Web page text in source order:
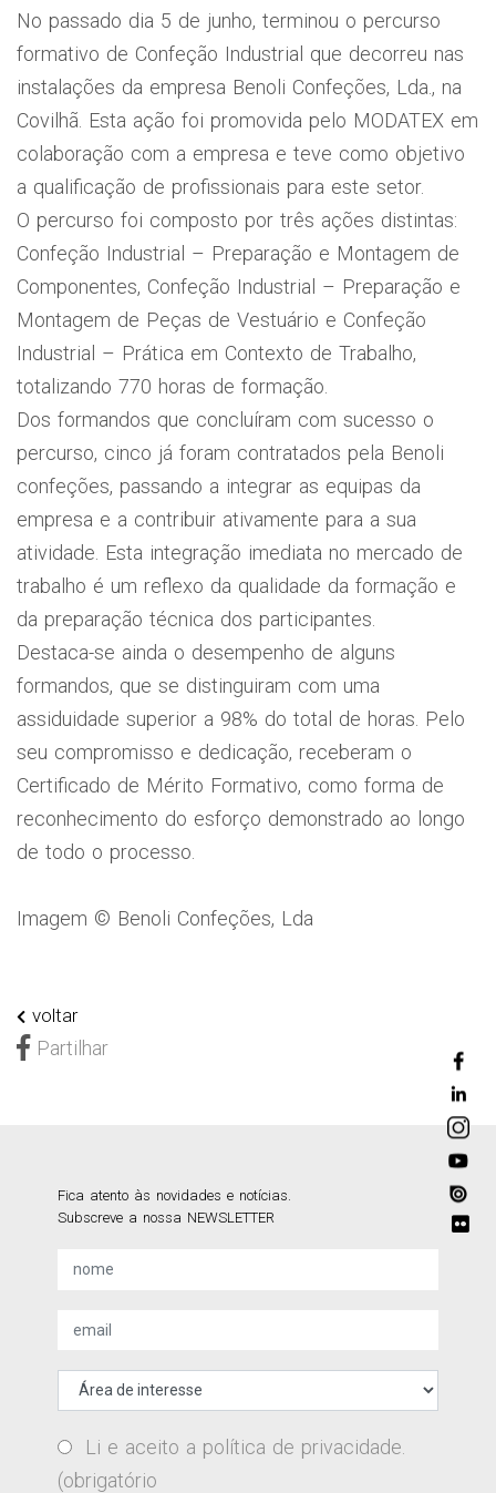
No passado dia 5 de junho, terminou o percurso
formativo de Confeção Industrial que decorreu nas
instalações da empresa Benoli Confeções, Lda., na
Covilhã. Esta ação foi promovida pelo MODATEX em
colaboração com a empresa e teve como objetivo
a qualificação de profissionais para este setor.
O percurso foi composto por três ações distintas:
Confeção Industrial – Preparação e Montagem de
Componentes, Confeção Industrial – Preparação e
Montagem de Peças de Vestuário e Confeção
Industrial – Prática em Contexto de Trabalho,
totalizando 770 horas de formação.
Dos formandos que concluíram com sucesso o
percurso, cinco já foram contratados pela Benoli
confeções, passando a integrar as equipas da
empresa e a contribuir ativamente para a sua
atividade. Esta integração imediata no mercado de
trabalho é um reflexo da qualidade da formação e
da preparação técnica dos participantes.
Destaca-se ainda o desempenho de alguns
formandos, que se distinguiram com uma
assiduidade superior a 98% do total de horas. Pelo
seu compromisso e dedicação, receberam o
Certificado de Mérito Formativo, como forma de
reconhecimento do esforço demonstrado ao longo
de todo o processo.
Imagem © Benoli Confeções, Lda
voltar
Partilhar
Fica atento às novidades e notícias.
Subscreve a nossa NEWSLETTER
Li e aceito a política de privacidade
(obrigatório